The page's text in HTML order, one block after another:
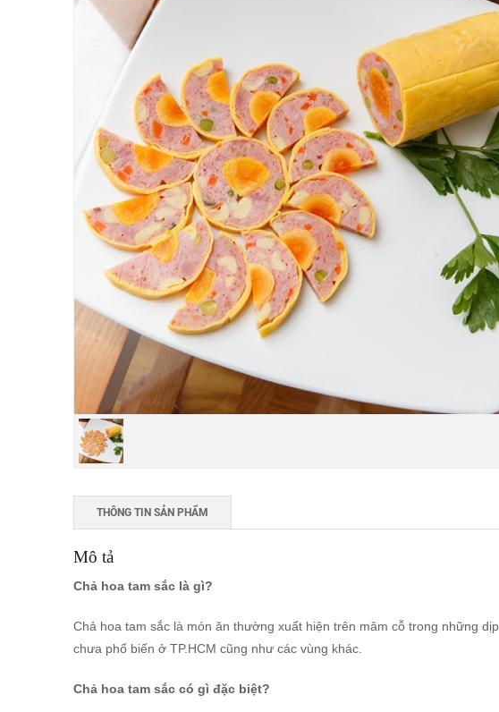
THÔNG TIN SẢN PHẨM
Mô tả
Chả hoa tam sắc là gì?
Chả hoa tam sắc là món ăn thường xuất hiện trên mâm cỗ trong những
chưa phổ biến ở TP.HCM cũng như các vùng khác.
Chả hoa tam sắc có gì đặc biệt?